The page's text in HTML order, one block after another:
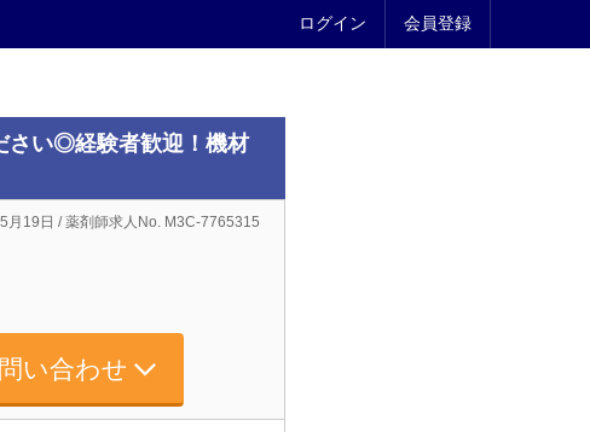
ログイン 会員登録
さい◎経験者歓迎！機材
月19日 / 薬剤師求人No. M3C-7765315
い合わせ